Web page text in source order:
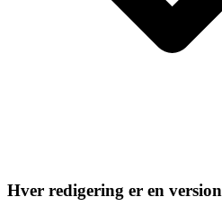
Hver redigering er en version